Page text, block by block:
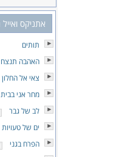
אתניקס ואייל
תותים
האהבה תנצח
צאי אל החלון
מחר אני בבית
לב של גבר
ים של טעויות
הפרח בגני